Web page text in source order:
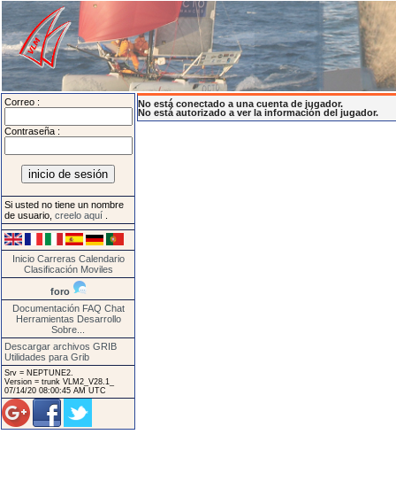
Correo :
Contraseña :
Si usted no tiene un nombre
de usuario, creelo aquí
Inicio Carreras Calendario
Clasificación Moviles
foro
Documentación FAQ Chat
Herramientas Desarrollo
Sobre...
Descargar archivos GRIB
Utilidades para Grib
Srv = NEPTUNE2.
Version = trunk VLM2_V28.1_
07/14/20 08:00:45 AM UTC
No está conectado a una cuenta de jugador.
No está autorizado a ver la información del jugador.